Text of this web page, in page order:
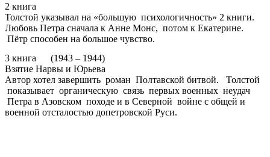
2 книга
Толстой указывал на «большую психологичность» 2 книги.
Любовь Петра сначала к Анне Монс, потом к Екатерине.
Пётр способен на большое чувство.
3 книга (1943 – 1944)
Взятие Нарвы и Юрьева
Автор хотел завершить роман Полтавской битвой. Толстой
показывает органическую связь первых военных неудач
Петра в Азовском походе и в Северной войне с общей и
военной отсталостью допетровской Руси.